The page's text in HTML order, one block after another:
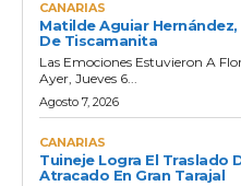
CANARIAS
Matilde Aguiar
De Tiscamanita
Las Emociones Estuvieron A
Ayer, Jueves 6...
Agosto 7, 2026
CANARIAS
Tuineje Logra El Traslado
Atracado En Gran Tarajal